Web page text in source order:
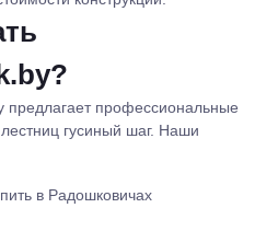
профессиональные
гусиный шаг. Наши